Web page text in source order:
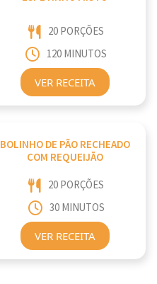
20 PORÇÕES
120 MINUTOS
VER RECEITA
BOLINHO DE PÃO RECHEADO
COM REQUEIJÃO
20 PORÇÕES
30 MINUTOS
VER RECEITA